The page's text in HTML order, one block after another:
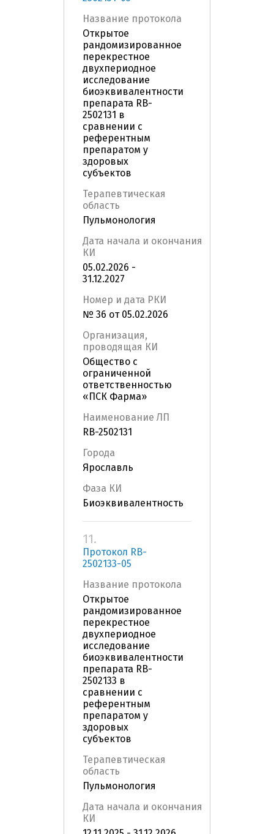
Название протокола
Открытое
рандомизированное
перекрестное
двухпериодное
исследование
биоэквивалентности
препарата RB-
2502131 в
сравнении с
референтным
препаратом у
здоровых
субъектов
Терапевтическая
область
Пульмонология
Дата начала и окончания
КИ
05.02.2026 -
31.12.2027
Номер и дата РКИ
№ 36 от 05.02.2026
Организация,
проводящая КИ
Общество с
ограниченной
ответственностью
«ПСК Фарма»
Наименование ЛП
RB-2502131
Города
Ярославль
Фаза КИ
Биоэквивалентность
11.
Протокол RB-
2502133-05
Название протокола
Открытое
рандомизированное
перекрестное
двухпериодное
исследование
биоэквивалентности
препарата RB-
2502133 в
сравнении с
референтным
препаратом у
здоровых
субъектов
Терапевтическая
область
Пульмонология
Дата начала и окончания
КИ